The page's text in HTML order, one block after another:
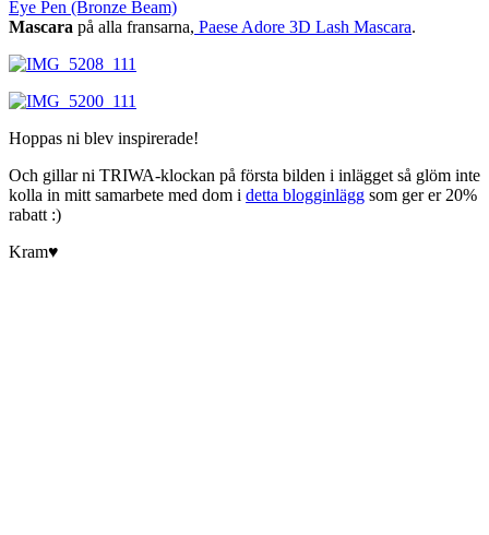
Eye Pen (Bronze Beam)
Mascara på alla fransarna, Paese Adore 3D Lash Mascara.
Hoppas ni blev inspirerade!
Och gillar ni TRIWA-klockan på första bilden i inlägget så glöm inte
kolla in mitt samarbete med dom i detta blogginlägg som ger er 20%
rabatt :)
Kram♥